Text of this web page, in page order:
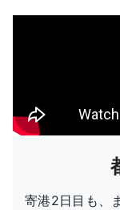
寄港2日目も、